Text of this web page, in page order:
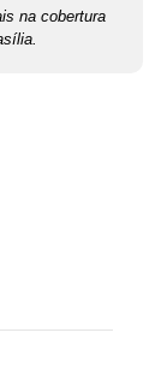
na cobertura